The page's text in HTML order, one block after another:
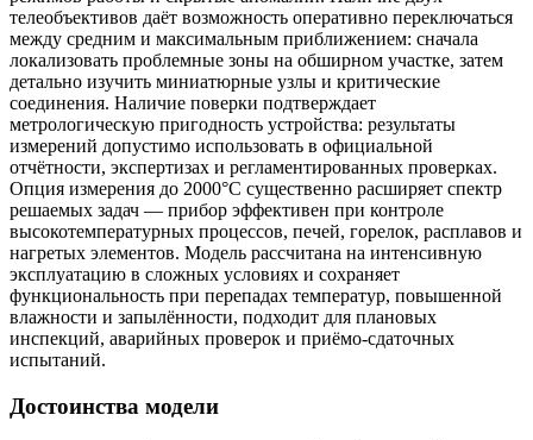
телеобъективов даёт возможность оперативно переключаться
между средним и максимальным приближением: сначала
локализовать проблемные зоны на обширном участке, затем
детально изучить миниатюрные узлы и критические
соединения. Наличие поверки подтверждает
метрологическую пригодность устройства: результаты
измерений допустимо использовать в официальной
отчётности, экспертизах и регламентированных проверках.
Опция измерения до 2000°C существенно расширяет спектр
решаемых задач — прибор эффективен при контроле
высокотемпературных процессов, печей, горелок, расплавов и
нагретых элементов. Модель рассчитана на интенсивную
эксплуатацию в сложных условиях и сохраняет
функциональность при перепадах температур, повышенной
влажности и запылённости, подходит для плановых
инспекций, аварийных проверок и приёмо‑сдаточных
испытаний.
Достоинства модели